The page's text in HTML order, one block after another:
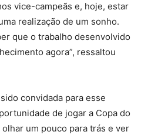
vice-campeãs e, hoje, estar
realização de um sonho.
que o trabalho desenvolvido
agora”, ressaltou
convidada para esse
de jogar a Copa do
um pouco para trás e ver